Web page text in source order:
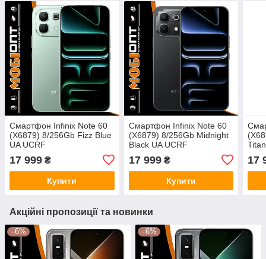
Смартфон Infinix Note 60
(X6879) 8/256Gb Fizz Blue
UA UCRF
17 999 ₴
Купити
Смартфон Infinix Note 60
(X6879) 8/256Gb Midnight
Black UA UCRF
17 999₴
Купити
17
Акційні пропозиції та новинки
–6% –6%